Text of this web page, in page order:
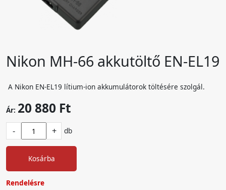
Nikon MH-66 akkutöltő EN-EL19
A Nikon EN-EL19 lítium-ion akkumulátorok töltésére szolgál.
Ár: 20 880 Ft
- + db
Kosárba
Rendelésre